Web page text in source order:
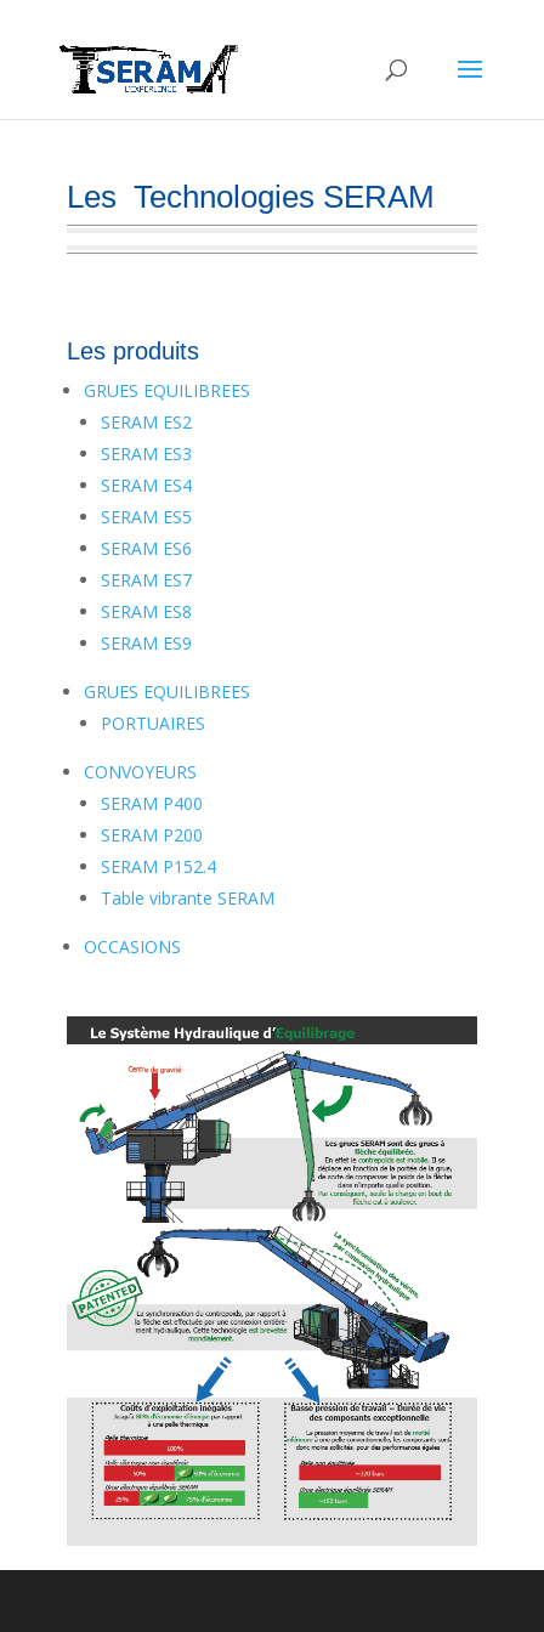
Les Technologies SERAM
Les produits
GRUES EQUILIBREES
SERAM ES2
SERAM ES3
SERAM ES4
SERAM ES5
SERAM ES6
SERAM ES7
SERAM ES8
SERAM ES9
GRUES EQUILIBREES
PORTUAIRES
CONVOYEURS
SERAM P400
SERAM P200
SERAM P152.4
Table vibrante SERAM
OCCASIONS